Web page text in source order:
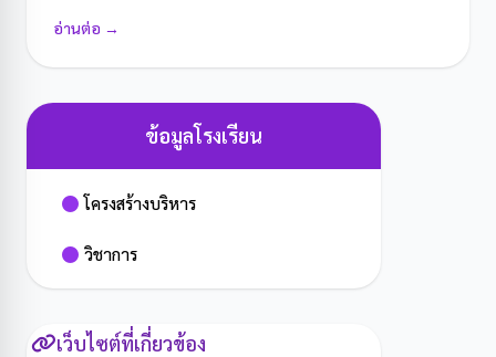
อ่านต่อ →
ข้อมูลโรงเรียน
โครงสร้างบริหาร
วิชาการ
เว็บไซต์ที่เกี่ยวข้อง